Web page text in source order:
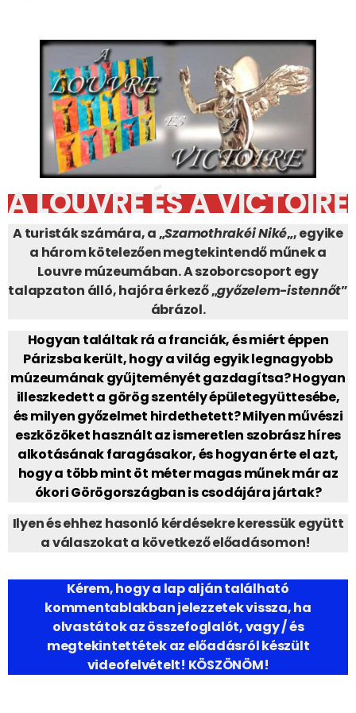
A LOUVRE ÉS A VICTOIRE
A turisták számára, a „Szamothrakéi Niké„, egyike
a három kötelezően megtekintendő műnek a
Louvre múzeumában. A szoborcsoport egy
talapzaton álló, hajóra érkező „győzelem-istennőt”
ábrázol.
Hogyan találtak rá a franciák, és miért éppen
Párizsba került, hogy a világ egyik legnagyobb
múzeumának gyűjteményét gazdagítsa? Hogyan
illeszkedett a görög szentély épületegyüttesébe,
és milyen győzelmet hirdethetett? Milyen művészi
eszközöket használt az ismeretlen szobrász híres
alkotásának faragásakor, és hogyan érte el azt,
hogy a több mint öt méter magas műnek már az
ókori Görögországban is csodájára jártak?
Ilyen és ehhez hasonló kérdésekre keressük együtt
a válaszokat a következő előadásomon!
Kérem, hogy a lap alján található
kommentablakban jelezzetek vissza, ha
olvastátok az összefoglalót, vagy / és
megtekintettétek az előadásról készült
videofelvételt! KÖSZÖNÖM!